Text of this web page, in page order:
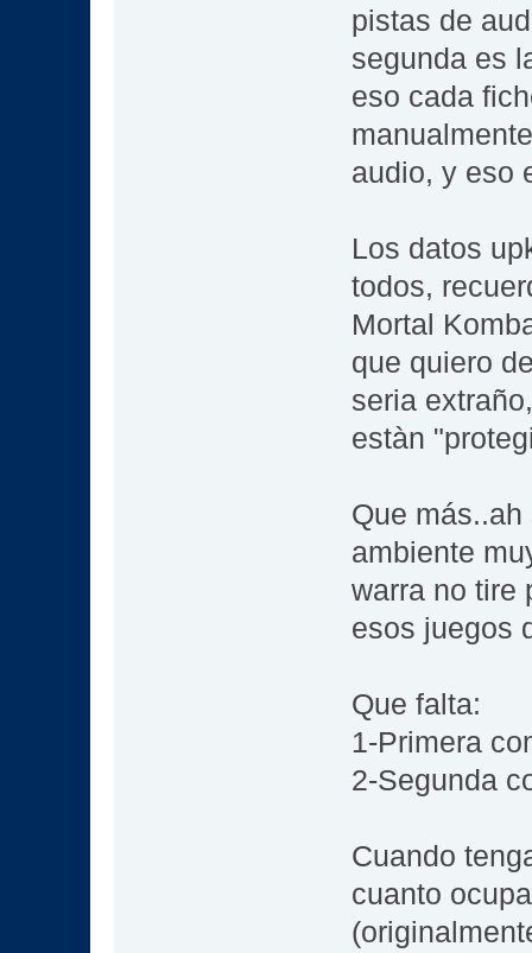
pistas de
segunda es
eso cada
audio, y eso
Los datos
todos,
Mortal
que quiero
seria
estàn
Que
ambiente
warra no tire
esos juegos
Que falta:
1-Primera
2-Segunda
Cuando
cuanto